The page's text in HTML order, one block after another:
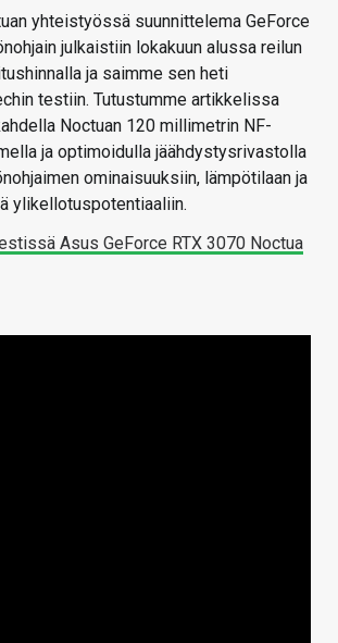
yhteistyössä suunnittelema GeForce
julkaistiin lokakuun alussa reilun
ja saimme sen heti
testiin. Tutustumme artikkelissa
Noctuan 120 millimetrin NF-
ja optimoidulla jäähdystysrivastolla
ominaisuuksiin, lämpötilaan ja
ylikellotuspotentiaaliin.
Asus GeForce RTX 3070 Noctua